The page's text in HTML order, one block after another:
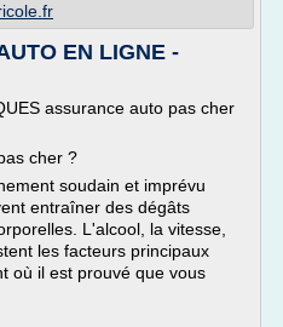
EN LIGNE -
assurance auto pas cher
cher ?
soudain et imprévu
entraîner des dégâts
L'alcool, la vitesse,
les facteurs principaux
où il est prouvé que vous